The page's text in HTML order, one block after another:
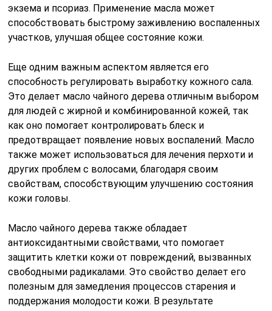
экзема и псориаз. Применение масла может
способствовать быстрому заживлению воспаленных
участков, улучшая общее состояние кожи.
Еще одним важным аспектом является его
способность регулировать выработку кожного сала.
Это делает масло чайного дерева отличным выбором
для людей с жирной и комбинированной кожей, так
как оно помогает контролировать блеск и
предотвращает появление новых воспалений. Масло
также может использоваться для лечения перхоти и
других проблем с волосами, благодаря своим
свойствам, способствующим улучшению состояния
кожи головы.
Масло чайного дерева также обладает
антиоксидантными свойствами, что помогает
защитить клетки кожи от повреждений, вызванных
свободными радикалами. Это свойство делает его
полезным для замедления процессов старения и
поддержания молодости кожи. В результате